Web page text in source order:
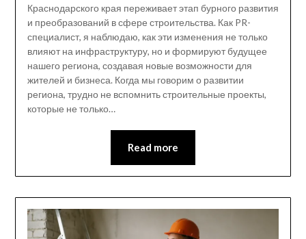
Краснодарского края переживает этап бурного развития
и преобразований в сфере строительства. Как PR-
специалист, я наблюдаю, как эти изменения не только
влияют на инфраструктуру, но и формируют будущее
нашего региона, создавая новые возможности для
жителей и бизнеса. Когда мы говорим о развитии
региона, трудно не вспомнить строительные проекты,
которые не только…
Read more